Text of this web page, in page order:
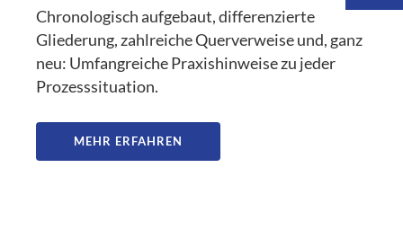
Chronologisch aufgebaut, differenzierte
Gliederung, zahlreiche Querverweise und, ganz
neu: Umfangreiche Praxishinweise zu jeder
Prozesssituation.
MEHR ERFAHREN